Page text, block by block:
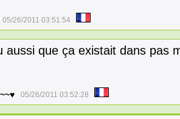
05/26/2011 03:51:54
aussi que ça existait dans pas
05/26/2011 03:52:28